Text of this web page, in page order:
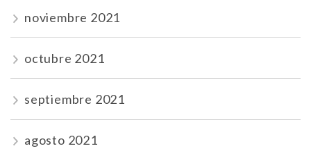
noviembre 2021
octubre 2021
septiembre 2021
agosto 2021